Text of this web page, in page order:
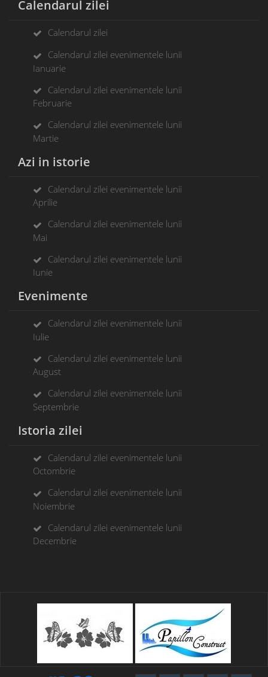
Calendarul zilei
Calendarul zilei
Calendarul zilei evenimentele lunii
Ianuarie
Calendarul zilei evenimentele lunii
Februarie
Calendarul zilei evenimentele lunii
Martie
Azi in istorie
Calendarul zilei evenimentele lunii
Aprilie
Calendarul zilei evenimentele lunii
Mai
Calendarul zilei evenimentele lunii
Iunie
Evenimente
Calendarul zilei evenimentele lunii
Iulie
Calendarul zilei evenimentele lunii
August
Calendarul zilei evenimentele lunii
Septembrie
Istoria zilei
Calendarul zilei evenimentele lunii
Octombrie
Calendarul zilei evenimentele lunii
Noiembrie
Calendarul zilei evenimentele lunii
Decembrie